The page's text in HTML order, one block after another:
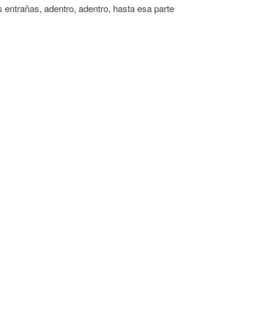
adentro, adentro, hasta esa parte